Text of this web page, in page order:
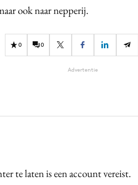
ook naar nepperij.
0 0
Advertentie
te laten is een account vereist.